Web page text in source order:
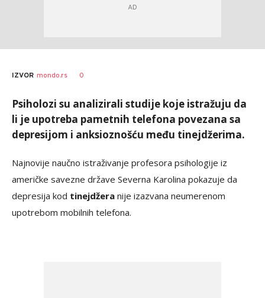
AUTOR 1
IZVOR mondo.rs 0
Psiholozi su analizirali studije koje istražuju da
li je upotreba pametnih telefona povezana sa
depresijom i anksioznošću među tinejdžerima.
Najnovije naučno istraživanje profesora psihologije iz
američke savezne države Severna Karolina pokazuje da
depresija kod tinejdžera nije izazvana neumerenom
upotrebom mobilnih telefona.